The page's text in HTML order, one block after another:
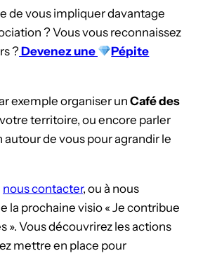
de vous impliquer davantage
? Vous vous reconnaissez
?Devenez une
Pépite
exemple organiser un Café des
territoire, ou encore parler
autour de vous pour agrandir le
nous contacter, ou à nous
la prochaine visio « Je contribue
». Vous découvrirez les actions
mettre en place pour